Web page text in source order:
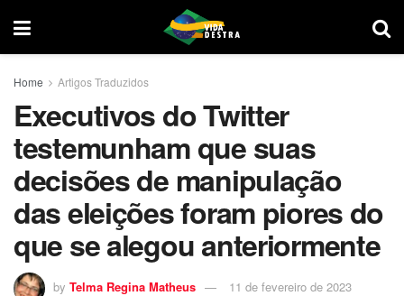
Home Artigos Traduzidos
Executivos do Twitter
testemunham que suas
decisões de manipulação
das eleições foram piores do
que se alegou anteriormente
by Telma Regina Matheus 11 de fevereiro de 2023